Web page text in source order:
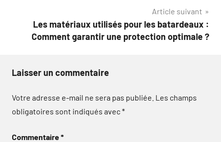
Article suivant
Les matériaux utilisés pour les batardeaux :
Comment garantir une protection optimale ?
Laisser un commentaire
Votre adresse e-mail ne sera pas publiée. Les champs
obligatoires sont indiqués avec*
Commentaire*